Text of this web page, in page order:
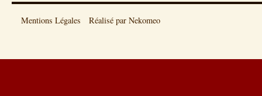
Mentions Légales Réalisé par Nekomeo